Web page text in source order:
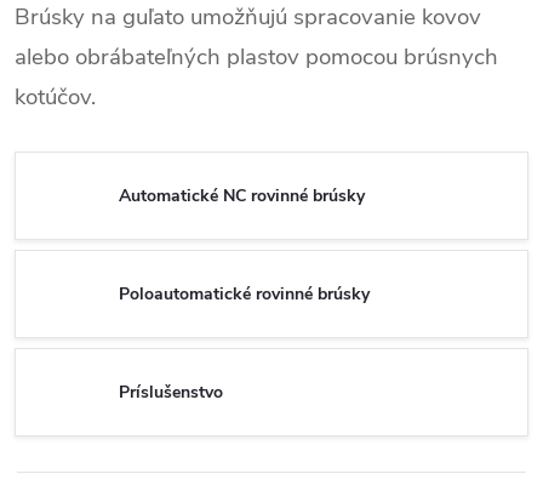
Brúsky na guľato umožňujú spracovanie kovov
alebo obrábateľných plastov pomocou brúsnych
kotúčov.
Automatické NC rovinné brúsky
Poloautomatické rovinné brúsky
Príslušenstvo